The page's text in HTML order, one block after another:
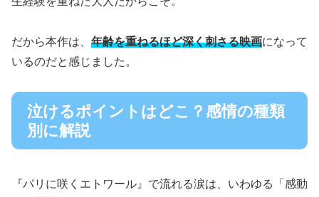
だから本作は、 年齢を重ねるほど深く刺さる映画になって
いるのだと感じました。
泣けるポイントはどこ？感情の種類
別に解説
『パリに咲くエトワール』で流れる涙は、いわゆる「感動